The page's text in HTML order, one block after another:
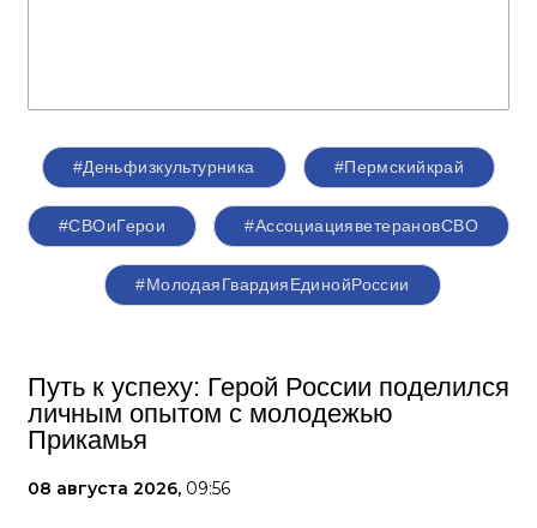
#Деньфизкультурника #Пермскийкрай
#СВОиГерои #АссоциацияветерановСВО
#МолодаяГвардияЕдинойРоссии
Путь к успеху: Герой России поделился
личным опытом с молодежью
Прикамья
08 августа 2026, 09:56